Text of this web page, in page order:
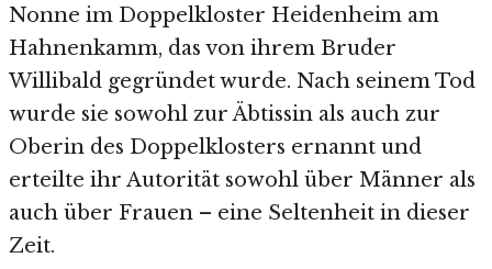
Nonne im Doppelkloster Heidenheim am
Hahnenkamm, das von ihrem Bruder
Willibald gegründet wurde. Nach seinem Tod
wurde sie sowohl zur Äbtissin als auch zur
Oberin des Doppelklosters ernannt und
erteilte ihr Autorität sowohl über Männer als
auch über Frauen – eine Seltenheit in dieser
Zeit.